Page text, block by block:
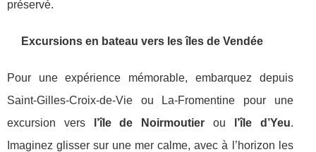
préservé.
Excursions en bateau vers les îles de Vendée
Pour une expérience mémorable, embarquez depuis
Saint-Gilles-Croix-de-Vie ou La-Fromentine pour une
excursion vers
l’île de Noirmoutier ou l’île d’Yeu.
Imaginez glisser sur une mer calme, avec à l’horizon les